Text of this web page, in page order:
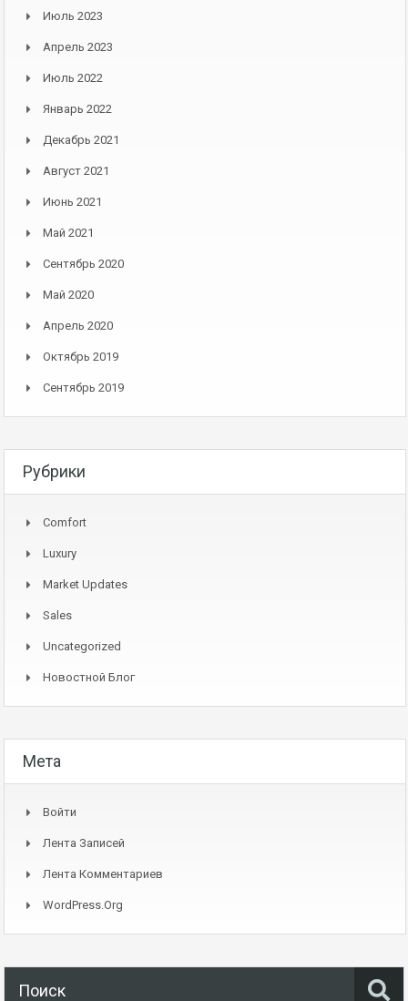
Июль 2023
Апрель 2023
Июль 2022
Январь 2022
Декабрь 2021
Август 2021
Июнь 2021
Май 2021
Сентябрь 2020
Май 2020
Апрель 2020
Октябрь 2019
Сентябрь 2019
Рубрики
Comfort
Luxury
Market Updates
Sales
Uncategorized
Новостной Блог
Мета
Войти
Лента Записей
Лента Комментариев
WordPress.org
Поиск